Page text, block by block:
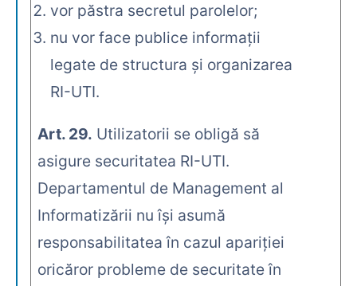
vor păstra secretul parolelor;
nu vor face publice informaţii
legate de structura şi organizarea
RI-UTI.
Art. 29. Utilizatorii se obligă să
asigure securitatea RI-UTI.
Departamentul de Management al
Informatizării nu îşi asumă
responsabilitatea în cazul apariţiei
oricăror probleme de securitate în